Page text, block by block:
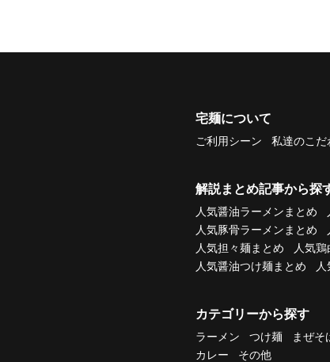
宅麺について
ご利用シーン 私達のこだ
解説まとめ記事から探
人気醤油ラーメンまとめ
人気豚骨ラーメンまとめ
人気担々麺まとめ
人気
人気醤油つけ麺まとめ
カテゴリーから探す
ラーメン つけ麺 まぜそ
カレー
その他